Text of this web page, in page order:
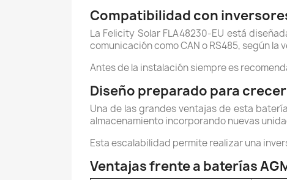
Compatibilidad con
La Felicity Solar FLA48230-EU está
comunicación como CAN o RS485, según
Antes de la instalación siempre es
Diseño preparado para crecer
Una de las grandes ventajas de esta
almacenamiento incorporando nuevas
Esta escalabilidad permite realizar una
Ventajas frente a baterías